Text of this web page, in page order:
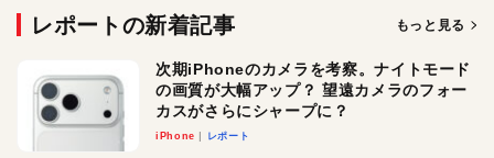
レポートの新着記事 もっと見る
次期iPhoneのカメラを考察。ナイトモード
の画質が大幅アップ？ 望遠カメラのフォー
カスがさらにシャープに？
iPhone レポート